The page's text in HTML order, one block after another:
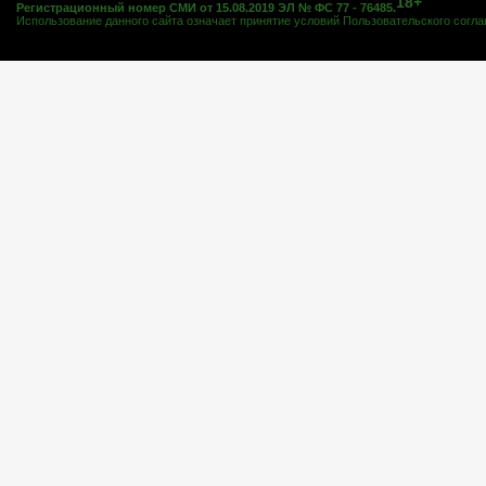
Регистрационный номер СМИ от 15.08.2019 ЭЛ № ФС 77 - 76485.
Использование данного сайта означает принятие условий Пользовательского